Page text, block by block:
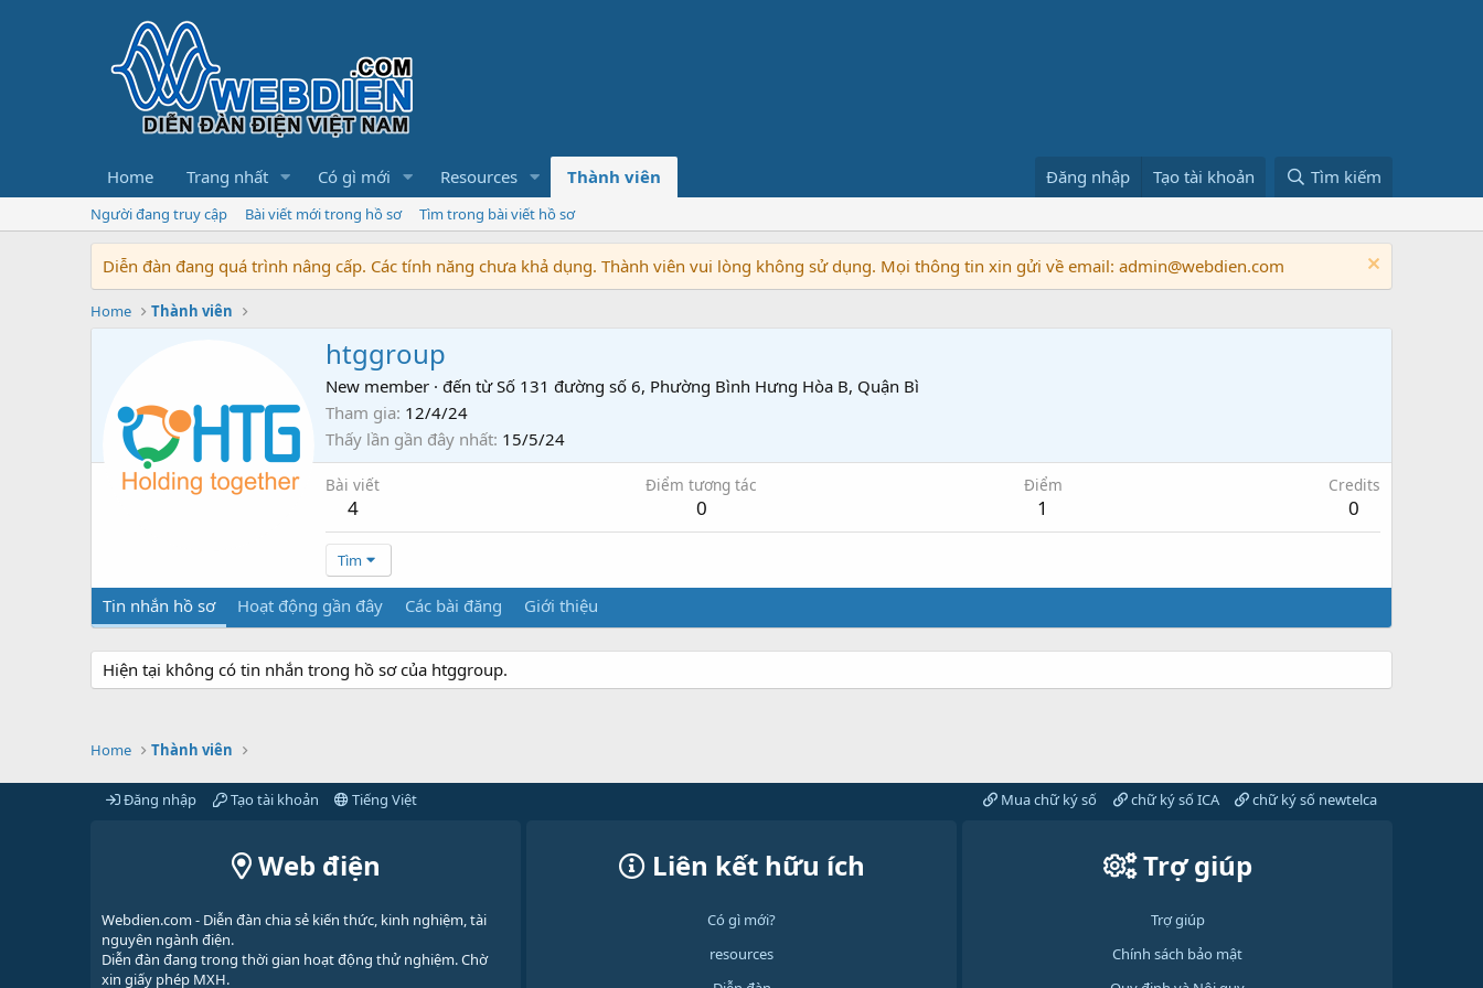
Home Trang nhất Có gì mới Resources Thành viên Đăng nhập Tạo tài khoản Tìm kiếm
Người đang truy cập Bài viết mới trong hồ sơ Tìm trong bài viết hồ sơ
Diễn đàn đang quá trình nâng cấp. Các tính năng chưa khả dụng. Thành viên vui lòng không sử dụng. Mọi thông tin xin gửi về email: admin@webdien.com
Home Thành viên
htggroup
New member · đến từ Số 131 đường số 6, Phường Bình Hưng Hòa B, Quận Bì
Tham gia 12/4/24
Thấy lần gần đây nhất 15/5/24
Bài viết
4
Điểm tương tác
0
Điểm
1
Credits
0
Tìm
Tin nhắn hồ sơ Hoạt động gần đây Các bài đăng Giới thiệu
Hiện tại không có tin nhắn trong hồ sơ của htggroup.
Home Thành viên
Đăng nhập Tạo tài khoản Tiếng Việt Mua chữ ký số chữ ký số ICA chữ ký số newtelca
Web điện
Webdien.com - Diễn đàn chia sẻ kiến thức, kinh nghiệm, tài
nguyên ngành điện.
Diễn đàn đang trong thời gian hoạt động thử nghiệm. Chờ
xin giấy phép MXH.
Liên kết hữu ích
Có gì mới?
resources
Trợ giúp
Trợ giúp
Chính sách bảo mật